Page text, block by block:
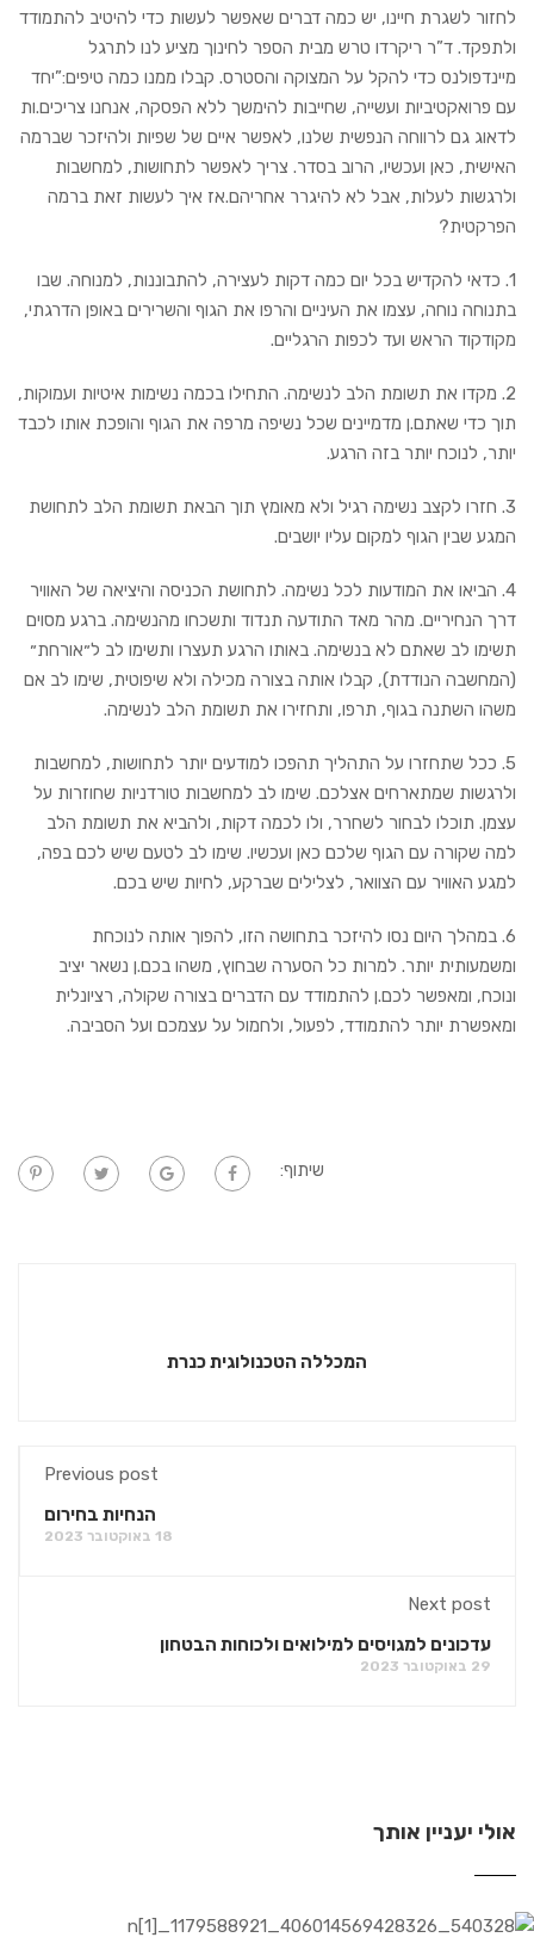
לחזור לשגרת חיינו, יש כמה דברים שאפשר לעשות כדי להיטיב להתמודד
ולתפקד. ד”ר ריקרדו טרש מבית הספר לחינוך מציע לנו לתרגל
מיינדפולנס כדי להקל על המצוקה והסטרס. קבלו ממנו כמה טיפים:”יחד
עם פרואקטיביות ועשייה, שחייבות להימשך ללא הפסקה, אנחנו צריכים.ות
לדאוג גם לרווחה הנפשית שלנו, לאפשר איים של שפיות ולהיזכר שברמה
האישית, כאן ועכשיו, הרוב בסדר. צריך לאפשר לתחושות, למחשבות
ולרגשות לעלות, אבל לא להיגרר אחריהם.אז איך לעשות זאת ברמה
הפרקטית?
1. כדאי להקדיש בכל יום כמה דקות לעצירה, להתבוננות, למנוחה. שבו
בתנוחה נוחה, עצמו את העיניים והרפו את הגוף והשרירים באופן הדרגתי,
מקודקוד הראש ועד לכפות הרגליים.
2. מקדו את תשומת הלב לנשימה. התחילו בכמה נשימות איטיות ועמוקות,
תוך כדי שאתם.ן מדמיינים שכל נשיפה מרפה את הגוף והופכת אותו לכבד
יותר, לנוכח יותר בזה הרגע.
3. חזרו לקצב נשימה רגיל ולא מאומץ תוך הבאת תשומת הלב לתחושת
המגע שבין הגוף למקום עליו יושבים.
4. הביאו את המודעות לכל נשימה. לתחושת הכניסה והיציאה של האוויר
דרך הנחיריים. מהר מאד התודעה תנדוד ותשכחו מהנשימה. ברגע מסוים
תשימו לב שאתם לא בנשימה. באותו הרגע תעצרו ותשימו לב ל״אורחת״
(המחשבה הנודדת), קבלו אותה בצורה מכילה ולא שיפוטית, שימו לב אם
משהו השתנה בגוף, תרפו, ותחזירו את תשומת הלב לנשימה.
5. ככל שתחזרו על התהליך תהפכו למודעים יותר לתחושות, למחשבות
ולרגשות שמתארחים אצלכם. שימו לב למחשבות טורדניות שחוזרות על
עצמן. תוכלו לבחור לשחרר, ולו לכמה דקות, ולהביא את תשומת הלב
למה שקורה עם הגוף שלכם כאן ועכשיו. שימו לב לטעם שיש לכם בפה,
למגע האוויר עם הצוואר, לצלילים שברקע, לחיות שיש בכם.
6. במהלך היום נסו להיזכר בתחושה הזו, להפוך אותה לנוכחת
ומשמעותית יותר. למרות כל הסערה שבחוץ, משהו בכם.ן נשאר יציב
ונוכח, ומאפשר לכם.ן להתמודד עם הדברים בצורה שקולה, רציונלית
ומאפשרת יותר להתמודד, לפעול, ולחמול על עצמכם ועל הסביבה.
שיתוף:
המכללה הטכנולוגית כנרת
Previous post
הנחיות בחירום
18 באוקטובר 2023
Next post
עדכונים למגויסים למילואים ולכוחות הבטחון
29 באוקטובר 2023
אולי יעניין אותך